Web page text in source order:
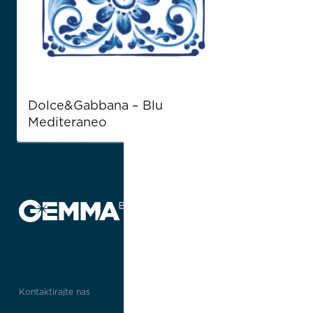
Dolce&Gabbana – Blu
Mediteraneo
Kontaktirajte nas